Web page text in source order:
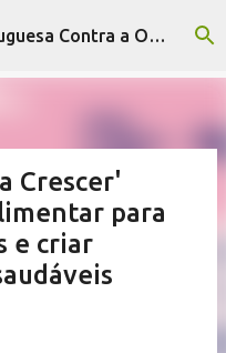
principal APCOI - Associação Portuguesa Contra a Obesidade Infantil
Crescer'
para
e criar